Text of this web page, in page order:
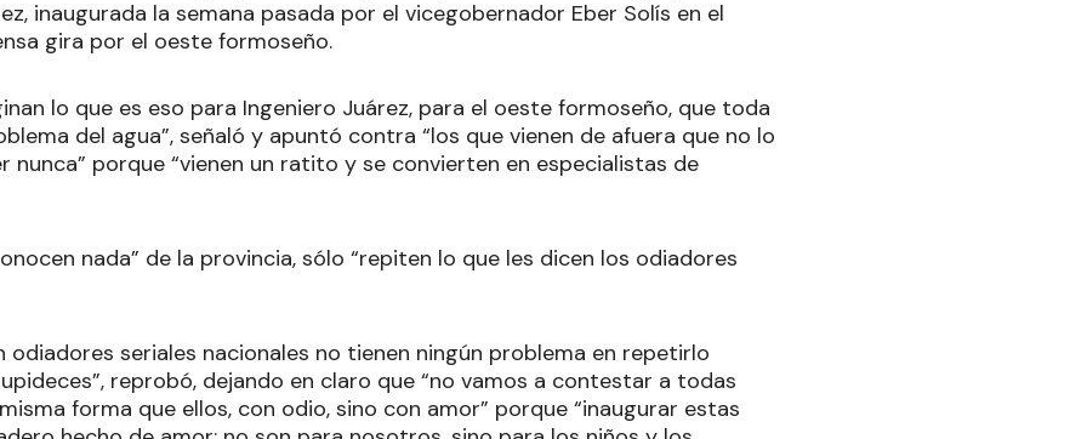
inaugurada la semana pasada por el vicegobernador Eber Solís en el
gira por el oeste formoseño.
lo que es eso para Ingeniero Juárez, para el oeste formoseño, que toda
del agua”, señaló y apuntó contra “los que vienen de afuera que no lo
nunca” porque “vienen un ratito y se convierten en especialistas de
nada” de la provincia, sólo “repiten lo que les dicen los odiadores
odiadores seriales nacionales no tienen ningún problema en repetirlo
reprobó, dejando en claro que “no vamos a contestar a todas
forma que ellos, con odio, sino con amor” porque “inaugurar estas